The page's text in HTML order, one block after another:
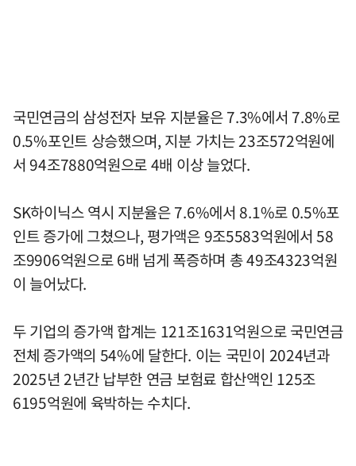
국민연금의 삼성전자 보유 지분율은 7.3%에서 7.8%로
0.5%포인트 상승했으며, 지분 가치는 23조572억원에
서 94조7880억원으로 4배 이상 늘었다.
SK하이닉스 역시 지분율은 7.6%에서 8.1%로 0.5%포
인트 증가에 그쳤으나, 평가액은 9조5583억원에서 58
조9906억원으로 6배 넘게 폭증하며 총 49조4323억원
이 늘어났다.
두 기업의 증가액 합계는 121조1631억원으로 국민연금
전체 증가액의 54%에 달한다. 이는 국민이 2024년과
2025년 2년간 납부한 연금 보험료 합산액인 125조
6195억원에 육박하는 수치다.